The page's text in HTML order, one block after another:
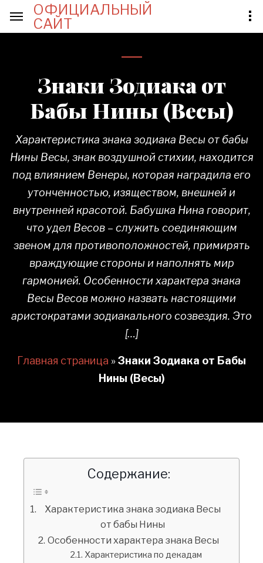
ОФИЦИАЛЬНЫЙ
САЙТ
Знаки Зодиака от
Бабы Нины (Весы)
Характеристика знака зодиака Весы от бабы
Нины Весы, знак воздушной стихии, находится
под влиянием Венеры, которая наградила его
утонченностью, изяществом, внешней и
внутренней красотой. Бабушка Нина говорит,
что удел Весов – служить соединяющим
звеном для противоположностей, примирять
враждующие стороны и наполнять мир
гармонией. Особенности характера знака
Весы Весов можно назвать настоящими
аристократами зодиакального созвездия. Это
[…]
Главная страница »Знаки Зодиака от Бабы
Нины (Весы)
Содержание:
Характеристика знака зодиака Весы
от бабы Нины
Особенности характера знака Весы
Характеристика по декадам